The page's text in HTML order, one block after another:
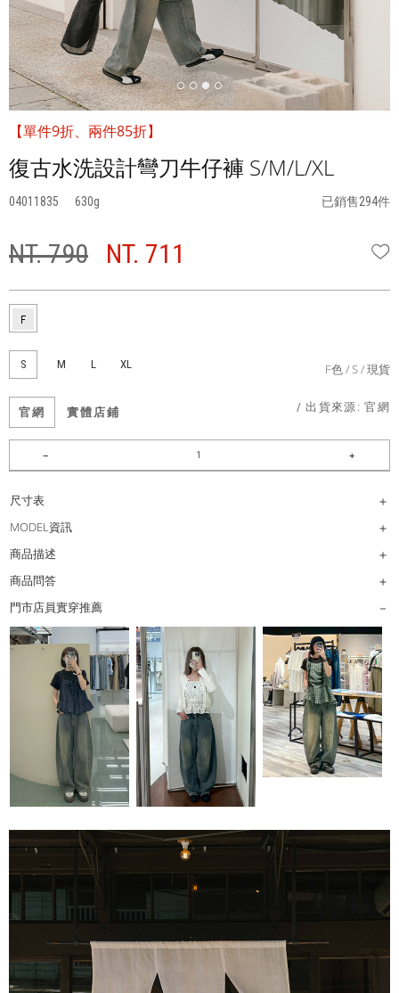
【單件9折、兩件85折】
復古水洗設計彎刀牛仔褲 S/M/L/XL
04011835 630 已銷售294件
NT. 790 NT. 711
S M L XL F色 S 現貨
官網 實體店鋪 / 出貨來源:官網
尺寸表
MODEL資訊
商品描述
商品問答
門市店員實穿推薦